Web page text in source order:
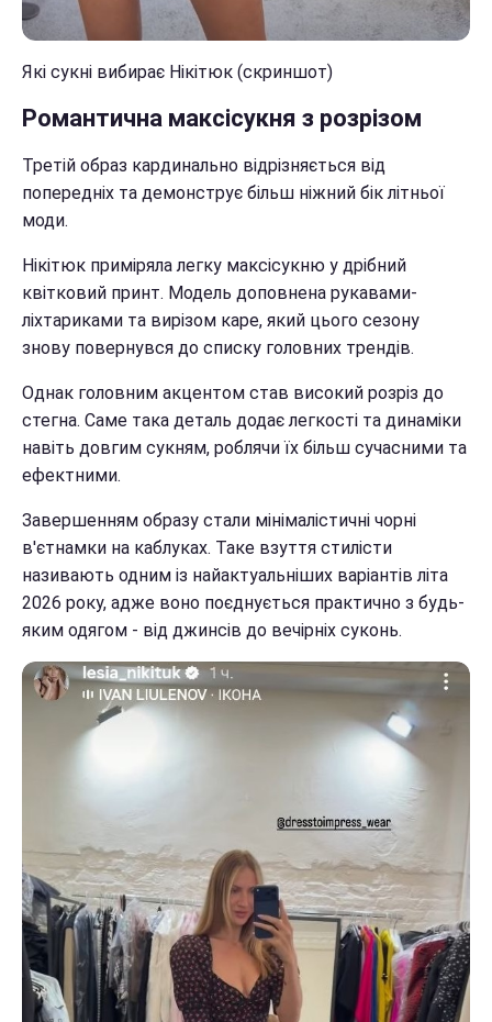
Які сукні вибирає Нікітюк (скриншот)
Романтична максісукня з розрізом
Третій образ кардинально відрізняється від
попередніх та демонструє більш ніжний бік літньої
моди.
Нікітюк приміряла легку максісукню у дрібний
квітковий принт. Модель доповнена рукавами-
ліхтариками та вирізом каре, який цього сезону
знову повернувся до списку головних трендів.
Однак головним акцентом став високий розріз до
стегна. Саме така деталь додає легкості та динаміки
навіть довгим сукням, роблячи їх більш сучасними та
ефектними.
Завершенням образу стали мінімалістичні чорні
в'єтнамки на каблуках. Таке взуття стилісти
називають одним із найактуальніших варіантів літа
2026 року, адже воно поєднується практично з будь-
яким одягом - від джинсів до вечірніх суконь.